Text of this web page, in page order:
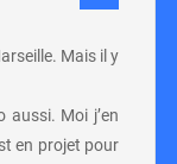
Mais il y
aussi. Moi j’en
en projet pour